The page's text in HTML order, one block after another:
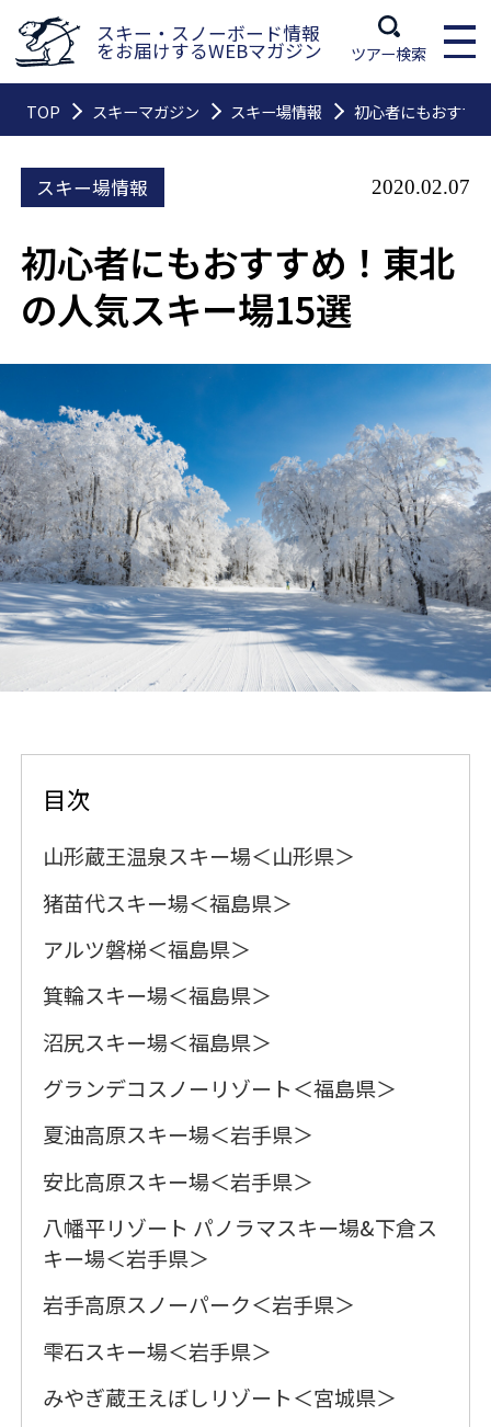
スキー・スノーボード情報
をお届けするWEBマガジン ツアー検索
TOP スキーマガジン スキー場情報 初心者にもおすす
スキー場情報 2020.02.07
初心者にもおすすめ！東北
の人気スキー場15選
目次
山形蔵王温泉スキー場＜山形県＞
猪苗代スキー場＜福島県＞
アルツ磐梯＜福島県＞
箕輪スキー場＜福島県＞
沼尻スキー場＜福島県＞
グランデコスノーリゾート＜福島県＞
夏油高原スキー場＜岩手県＞
安比高原スキー場＜岩手県＞
八幡平リゾート パノラマスキー場&下倉ス
キー場＜岩手県＞
岩手高原スノーパーク＜岩手県＞
雫石スキー場＜岩手県＞
みやぎ蔵王えぼしリゾート＜宮城県＞